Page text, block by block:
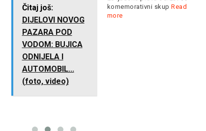
Čitaj još:
DIJELOVI NOVOG
PAZARA POD
VODOM: BUJICA
ODNIJELA I
AUTOMOBIL...
(foto, video)
komemorativni skup Read
more